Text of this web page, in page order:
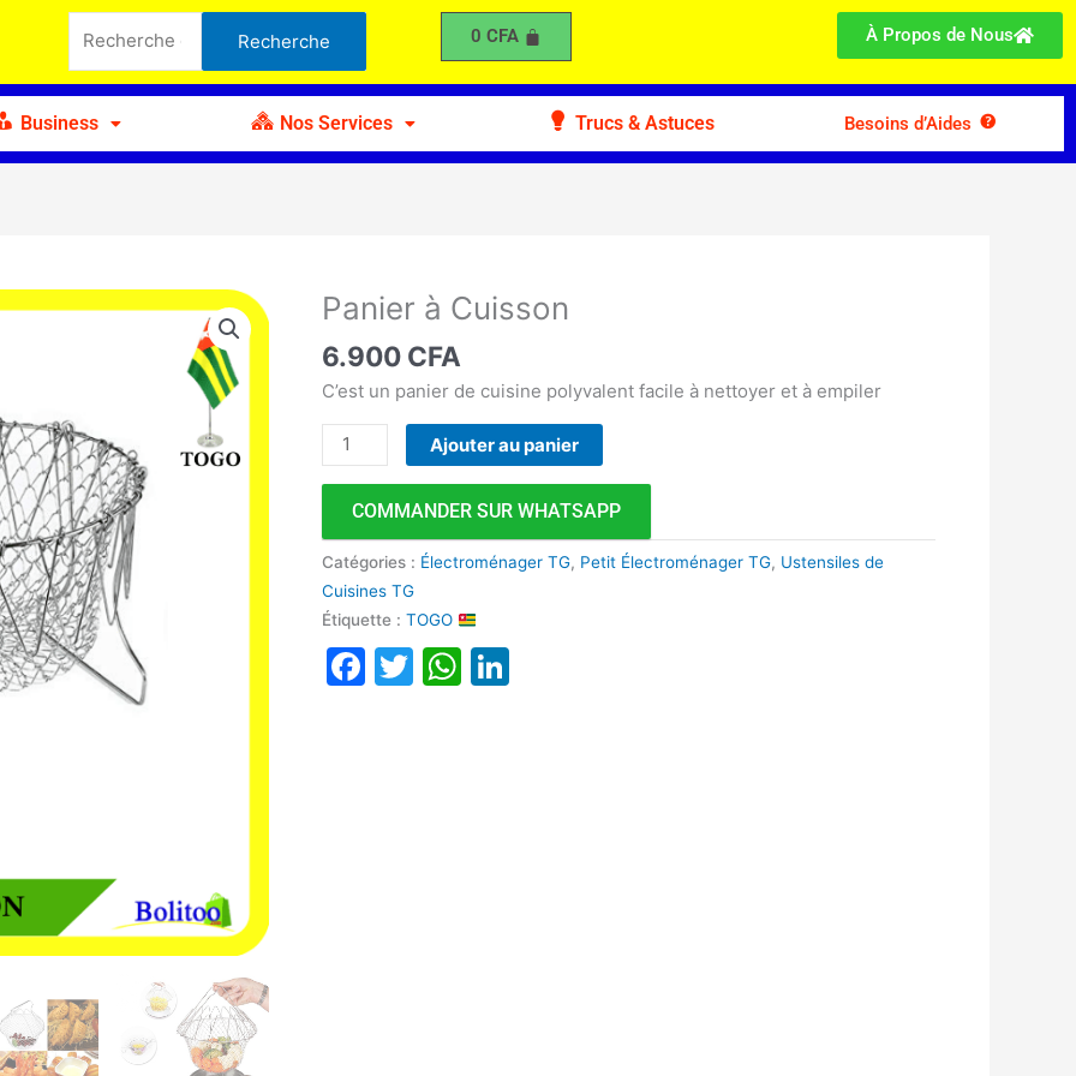
pour :
Recherche 0 CFA À Propos de Nous
Business Nos Services Trucs & Astuces Besoins d’Aides
Panier à Cuisson
6.900 CFA
C’est un panier de cuisine polyvalent facile à nettoyer et à empiler
quantité
Panier
à
Ajouter au panier
COMMANDER SUR WHATSAPP
Catégories : Électroménager TG, Petit Électroménager TG, Ustensiles de
Cuisines TG
Étiquette :TOGO
Facebook
TwitterWhatsApp